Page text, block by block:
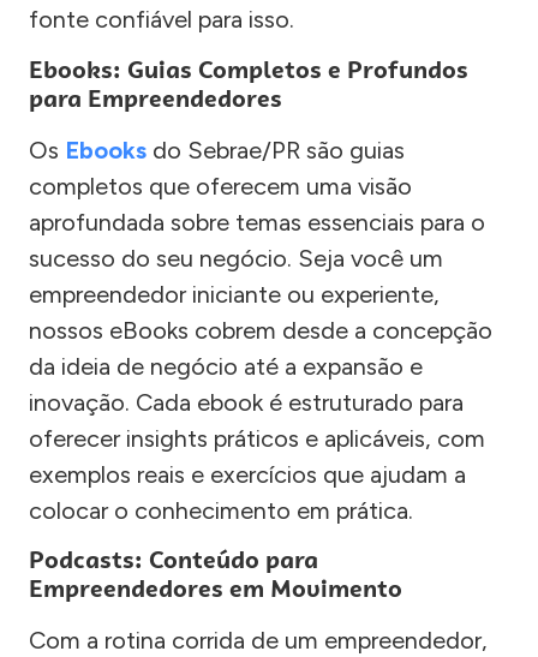
fonte confiável para isso.
Ebooks: Guias Completos e Profundos
para Empreendedores
Os Ebooks do Sebrae/PR são guias
completos que oferecem uma visão
aprofundada sobre temas essenciais para o
sucesso do seu negócio. Seja você um
empreendedor iniciante ou experiente,
nossos eBooks cobrem desde a concepção
da ideia de negócio até a expansão e
inovação. Cada ebook é estruturado para
oferecer insights práticos e aplicáveis, com
exemplos reais e exercícios que ajudam a
colocar o conhecimento em prática.
Podcasts: Conteúdo para
Empreendedores em Movimento
Com a rotina corrida de um empreendedor,